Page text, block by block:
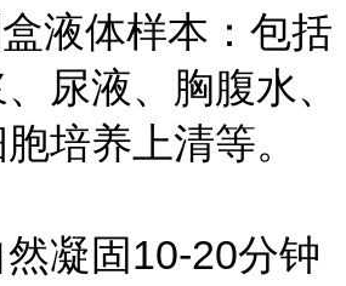
液体样本：包括
尿液、胸腹水、
培养上清等。
凝固10-20分钟